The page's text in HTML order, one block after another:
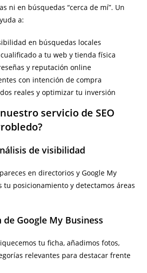
ni en búsquedas “cerca de mí”. Un
a:
en búsquedas locales
a tu web y tienda física
y reputación online
con intención de compra
reales y optimizar tu inversión
servicio de SEO
de visibilidad
en directorios y Google My
tu posicionamiento y detectamos áreas
Google My Business
tu ficha, añadimos fotos,
relevantes para destacar frente